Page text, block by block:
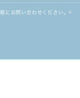
にお問い合わせください。©